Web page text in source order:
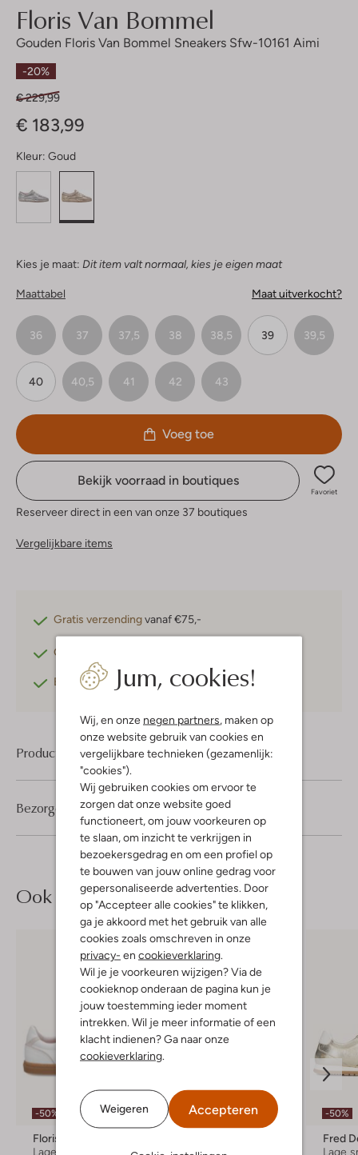
Jum, cookies!
Wij, en onze negen partners , maken op
onze website gebruik van cookies en
vergelijkbare technieken (gezamenlijk:
"cookies").
Wij gebruiken cookies om ervoor te
zorgen dat onze website goed
functioneert, om jouw voorkeuren op
te slaan, om inzicht te verkrijgen in
bezoekersgedrag en om een profiel op
te bouwen van jouw online gedrag voor
gepersonaliseerde advertenties. Door
op "Accepteer alle cookies" te klikken,
ga je akkoord met het gebruik van alle
cookies zoals omschreven in onze
privacy- en cookieverklaring
Wil je je voorkeuren wijzigen? Via de
cookieknop onderaan de pagina kun je
jouw toestemming ieder moment
intrekken. Wil je meer informatie of een
klacht indienen? Ga naar onze
cookieverklaring
Weigeren Accepteren
Floris Van Bommel
Gouden Floris Van Bommel Sneakers Sfw-10161 Aimi
-20%
€ 229,99
€ 183,99
Kleur: Goud
Kies je maat: Dit item valt normaal, kies je eigen maat
Maattabel Maat uitverkocht?
36 37 37,5 38 38,5 39 39,5
40 40,5 41 42 43
Voeg toe
Bekijk voorraad in boutiques
Favoriet
Reserveer direct in een van onze 37 boutiques
Vergelijkbare items
Gratis verzendingvanaf €75,-
Gratis retourneren
Betaal achterafmet Klarna
Product informatie
Bezorgen & retourneren
Ook iets voor jou?
-50% Nieuw
Floris Van Bommel
Lage sneakers
-30%
Lage sneakers
-50%
Lage